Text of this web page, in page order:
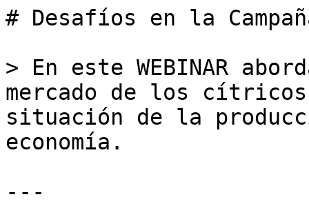
# Desafíos en la
> En este WEBINAR
mercado de los
situación de la
economía.
---